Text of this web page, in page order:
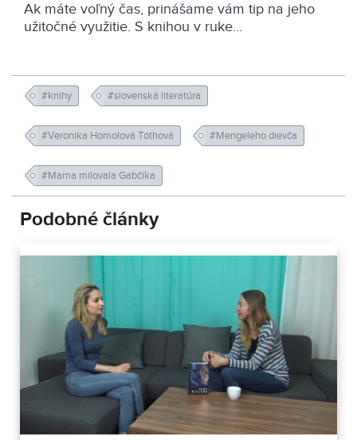
Ak máte voľný čas, prinášame vám tip na jeho
užitočné využitie. S knihou v ruke...
#knihy #slovenská literatúra
#Veronika Homolová Tóthová #Mengeleho dievča
#Mama milovala Gabčíka
Podobné články